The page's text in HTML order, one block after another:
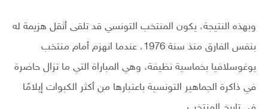
وبهذه النتيجة، يكون المنتخب التونسي قد تلقى أثقل هزيمة له
بنفس الفارق منذ سنة 1976، عندما انهزم أمام منتخب
يوغوسلافيا بخماسية نظيفة، وهي المباراة التي ما تزال حاضرة
في ذاكرة الجماهير التونسية باعتبارها من أكثر الكبوات إيلامًا